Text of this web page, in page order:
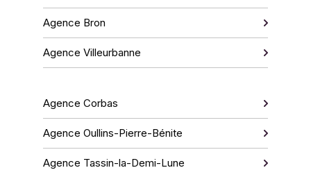
Agence Bron
Agence Villeurbanne
Agence Corbas
Agence Oullins-Pierre-Bénite
Agence Tassin-la-Demi-Lune